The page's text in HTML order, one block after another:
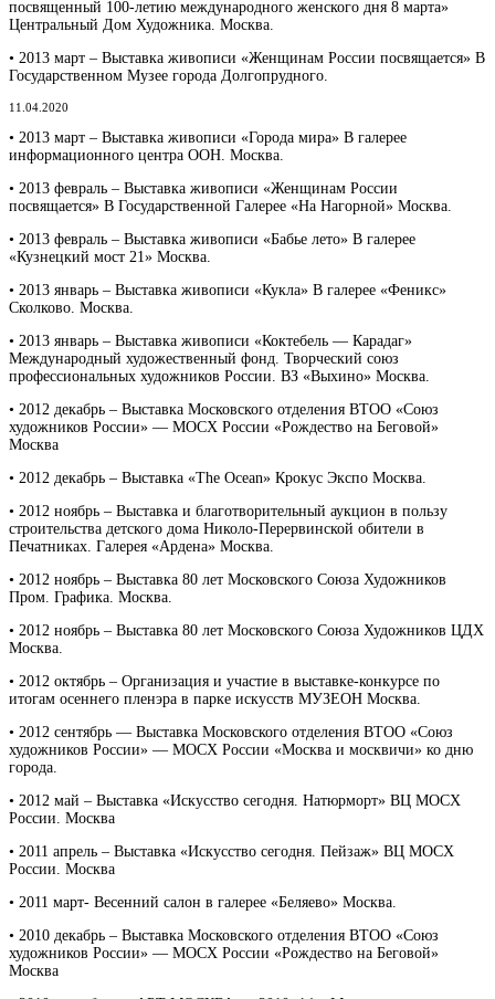
посвященный 100-летию международного женского дня 8 марта»
Центральный Дом Художника. Москва.
• 2013 март – Выставка живописи «Женщинам России посвящается» В
Государственном Музее города Долгопрудного.
11.04.2020
• 2013 март – Выставка живописи «Города мира» В галерее
информационного центра ООН. Москва.
• 2013 февраль – Выставка живописи «Женщинам России
посвящается» В Государственной Галерее «На Нагорной» Москва.
• 2013 февраль – Выставка живописи «Бабье лето» В галерее
«Кузнецкий мост 21» Москва.
• 2013 январь – Выставка живописи «Кукла» В галерее «Феникс»
Сколково. Москва.
• 2013 январь – Выставка живописи «Коктебель — Карадаг»
Международный художественный фонд. Творческий союз
профессиональных художников России. ВЗ «Выхино» Москва.
• 2012 декабрь – Выставка Московского отделения ВТОО «Союз
художников России» — МОСХ России «Рождество на Беговой»
Москва
• 2012 декабрь – Выставка «The Ocean» Крокус Экспо Москва.
• 2012 ноябрь – Выставка и благотворительный аукцион в пользу
строительства детского дома Николо-Перервинской обители в
Печатниках. Галерея «Ардена» Москва.
• 2012 ноябрь – Выставка 80 лет Московского Союза Художников
Пром. Графика. Москва.
• 2012 ноябрь – Выставка 80 лет Московского Союза Художников ЦДХ
Москва.
• 2012 октябрь – Организация и участие в выставке-конкурсе по
итогам осеннего пленэра в парке искусств МУЗЕОН Москва.
• 2012 сентябрь — Выставка Московского отделения ВТОО «Союз
художников России» — МОСХ России «Москва и москвичи» ко дню
города.
• 2012 май – Выставка «Искусство сегодня. Натюрморт» ВЦ МОСХ
России. Москва
• 2011 апрель – Выставка «Искусство сегодня. Пейзаж» ВЦ МОСХ
России. Москва
• 2011 март- Весенний салон в галерее «Беляево» Москва.
• 2010 декабрь – Выставка Московского отделения ВТОО «Союз
художников России» — МОСХ России «Рождество на Беговой»
Москва